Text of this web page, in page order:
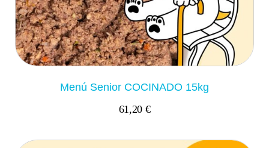
Menú Senior COCINADO 15kg
61,20 €